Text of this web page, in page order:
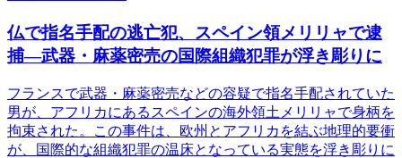
仏で指名手配の逃亡犯、スペイン領メリリャで逮
捕―武器・麻薬密売の国際組織犯罪が浮き彫りに
フランスで武器・麻薬密売などの容疑で指名手配されていた
男が、アフリカにあるスペインの海外領土メリリャで身柄を
拘束された。この事件は、欧州とアフリカを結ぶ地理的要衝
が、国際的な組織犯罪の温床となっている実態を浮き彫りに